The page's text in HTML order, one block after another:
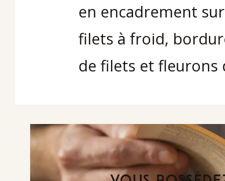
en encadrement
filets à froid,
de filets et fleurons